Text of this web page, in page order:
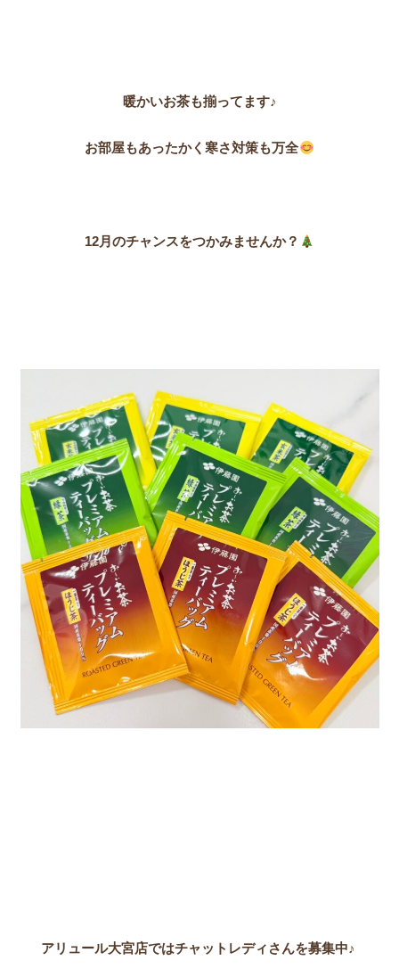
暖かいお茶も揃ってます♪
お部屋もあったかく寒さ対策も万全
12月のチャンスをつかみませんか？
アリュール大宮店ではチャットレディさんを募集中♪